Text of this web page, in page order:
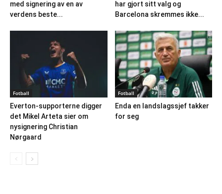
med signering av en av
verdens beste...
har gjort sitt valg og
Barcelona skremmes ikke...
Fotball
Everton-supporterne digger
det Mikel Arteta sier om
nysignering Christian
Nørgaard
Fotball
Enda en landslagssjef takker
for seg